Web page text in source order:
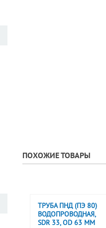
ПОХОЖИЕ ТОВАРЫ
ТРУБА ПНД (ПЭ 80)
ВОДОПРОВОДНАЯ,
SDR 33, OD 63 ММ